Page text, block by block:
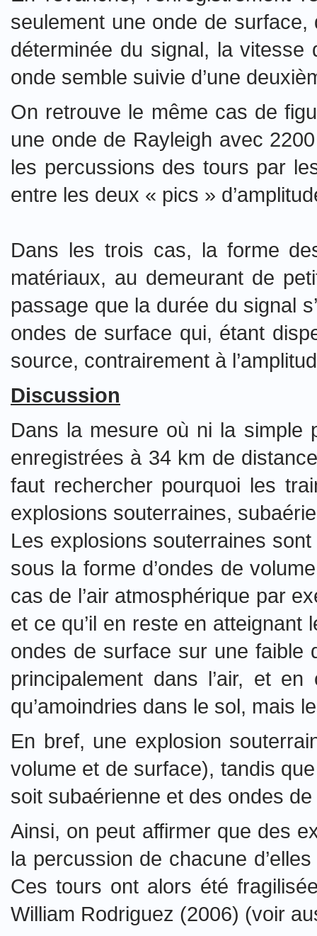
seulement une onde de
déterminée du signal, la
onde semble suivie d’une
On retrouve le même cas de
une onde de Rayleigh avec
les percussions des tours par
entre les deux « pics »
Dans les trois cas, la forme
matériaux, au demeurant de
passage que la durée du signal
ondes de surface qui, étant
source, contrairement à
Discussion
Dans la mesure où ni la simple
enregistrées à 34 km de
faut rechercher pourquoi les
explosions souterraines,
Les explosions souterraines
sous la forme d’ondes de
cas de l’air atmosphérique par
et ce qu’il en reste en
ondes de surface sur une faible
principalement dans l’air, et
qu’amoindries dans le sol, mais
En bref, une explosion
volume et de surface), tandis
soit subaérienne et des ondes
Ainsi, on peut affirmer que des
la percussion de chacune
Ces tours ont alors été
William Rodriguez (2006) (voir